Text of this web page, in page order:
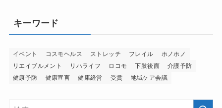
キーワード
イベント コスモヘルス ストレッチ フレイル
ホノホノ
リエイブルメント
リハライフ ロコモ 下肢後面
介護予防
健康予防
健康宣言 健康経営 受賞 地域ケア会議